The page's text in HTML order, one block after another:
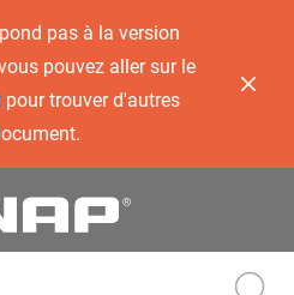
pas à la version
pouvez aller sur le
pour trouver d'autres